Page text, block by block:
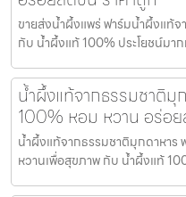
ขายส่งน้ำผึ้งแพร่ ฟาร์มน้ำผึ้งแท้
กับ น้ำผึ้งแท้ 100% ประโยชน์มา
น้ำผึ้งแท้จากธรรมชาติมุ
100% หอม หวาน อร่อ
น้ำผึ้งแท้จากธรรมชาติมุกดาหาร
หวานเพื่อสุขภาพ กับ น้ำผึ้งแท้